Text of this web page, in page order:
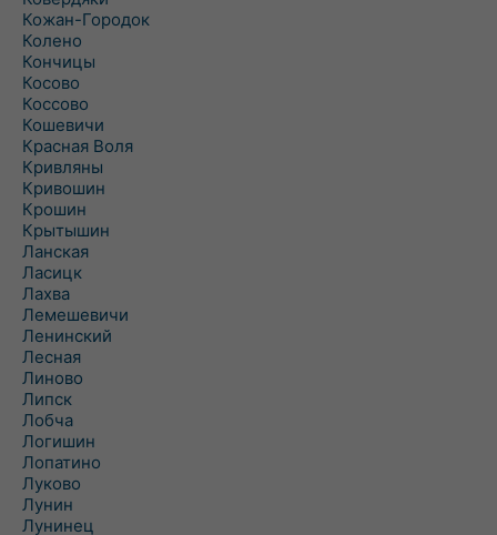
Кожан-Городок
Колено
Кончицы
Косово
Коссово
Кошевичи
Красная Воля
Кривляны
Кривошин
Крошин
Крытышин
Ланская
Ласицк
Лахва
Лемешевичи
Ленинский
Лесная
Линово
Липск
Лобча
Логишин
Лопатино
Луково
Лунин
Лунинец